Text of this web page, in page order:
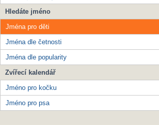
Hledáte jméno
Jména pro děti
Jména dle četnosti
Jména dle popularity
Zvířecí kalendář
Jméno pro kočku
Jméno pro psa